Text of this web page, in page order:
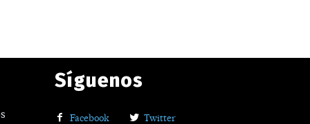
Síguenos
Facebook
Twitter